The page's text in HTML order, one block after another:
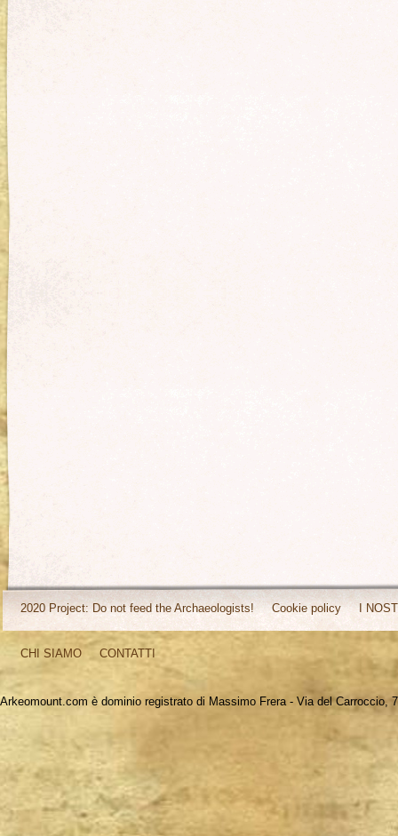
2020 Project: Do not feed the Archaeologists! Cookie policy I
CHI SIAMO CONTATTI
Arkeomount.com è dominio registrato di Massimo Frera - Via del